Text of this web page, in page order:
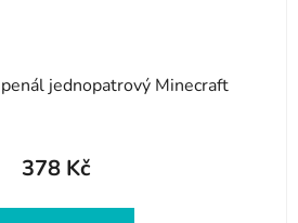
jednopatrový Minecraft
378 Kč